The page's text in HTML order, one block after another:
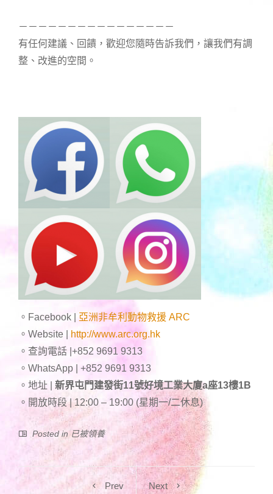
－－－－－－－－－－－－－－－－
有任何建議、回饋，歡迎您隨時告訴我們，讓我們有調
整、改進的空間。
。Facebook |
亞洲非牟利動物救援 ARC
。Website |
http://www.arc.org.hk
。查詢電話 |+852 9691 9313
。WhatsApp | +852 9691 9313
。地址 | 新界屯門建發街11號好境工業大廈a座13樓1B
。開放時段 | 12:00 – 19:00 (星期一/二休息)
Posted in 已被領養
Prev
Next